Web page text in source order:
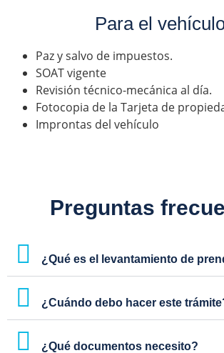
Para el
Paz y salvo de impuestos.
SOAT vigente
Revisión técnico-mecánica al día.
Fotocopia de la Tarjeta de
Improntas del vehículo
Preguntas
¿Qué es el levantamiento de
¿Cuándo debo hacer este
¿Qué documentos necesito?